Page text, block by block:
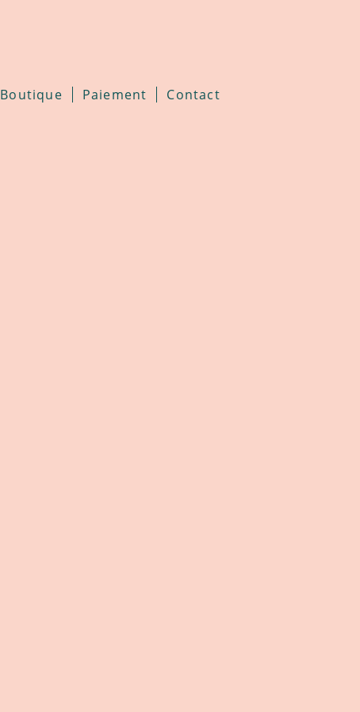
Boutique Paiement Contact